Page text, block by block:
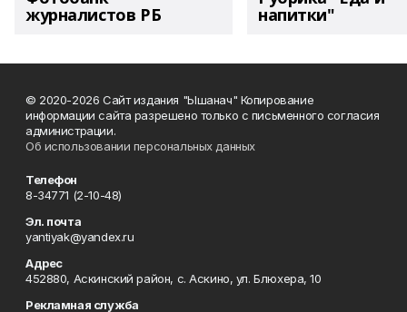
журналистов РБ напитки"
© 2020-2026 Сайт издания "Ышанач" Копирование
информации сайта разрешено только с письменного согласия
администрации.
Об использовании персональных данных
Телефон
8-34771 (2-10-48)
Эл. почта
yantiyak@yandex.ru
Адрес
452880, Аскинский район, с. Аскино, ул. Блюхера, 10
Рекламная служба